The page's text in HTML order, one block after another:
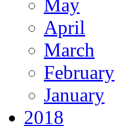
May
April
March
February
January
2018